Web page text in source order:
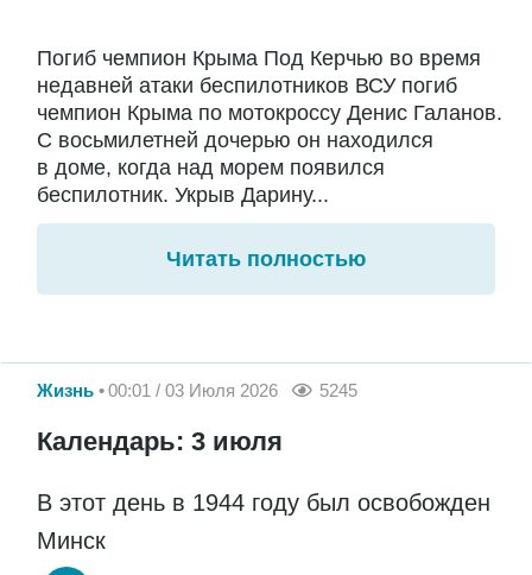
Погиб чемпион Крыма Под Керчью во время
недавней атаки беспилотников ВСУ погиб
чемпион Крыма по мотокроссу Денис Галанов.
С восьмилетней дочерью он находился
в доме, когда над морем появился
беспилотник. Укрыв Дарину...
Читать полностью
Жизнь 00:01 / 03 Июля 2026 5245
Календарь: 3 июля
В этот день в 1944 году был освобожден
Минск